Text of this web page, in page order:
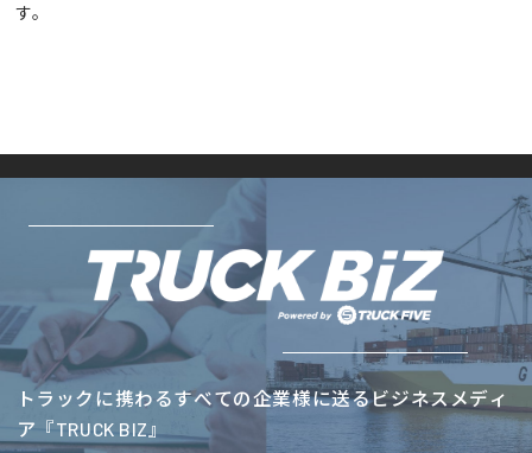
す。
トラックに携わるすべての企業様に送るビジネスメディ
ア『TRUCK BIZ』